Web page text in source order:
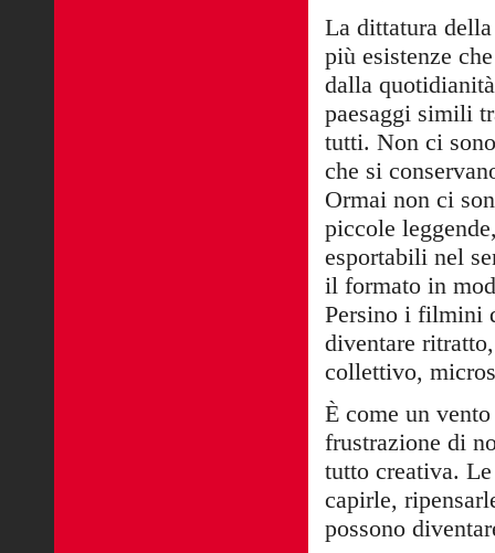
La dittatura
più esistenze
dalla
paesaggi simili
tutti. Non ci
che si
Ormai non ci
piccole
esportabili nel
il formato in
Persino i filmini
diventare
collettivo,
È come un
frustrazione di
tutto creativa.
capirle,
possono